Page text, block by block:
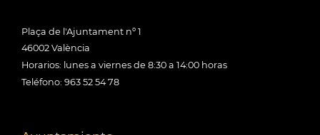
Plaça de l'Ajuntament nº 1
46002 València
Horarios: lunes a viernes de 8:30 a 14:00 horas
Teléfono: 963 52 54 78